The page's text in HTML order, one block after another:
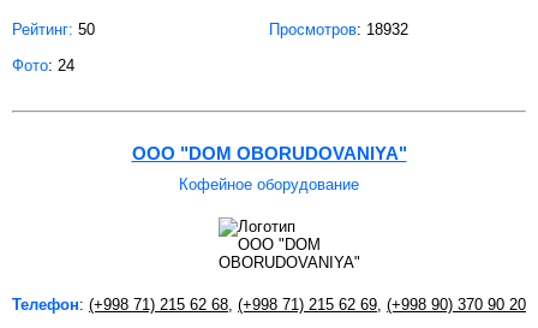
Рейтинг: 50 Просмотров: 18932
Фото: 24
OOO "DOM OBORUDOVANIYA"
Кофейное оборудование
Телефон: (+998 71) 215 62 68 (+998 71) 215 62 69 (+998 90) 370 90 20